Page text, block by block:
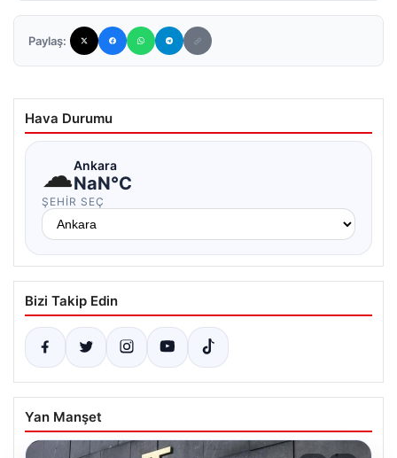
Paylaş:
Hava Durumu
☁Ankara
NaN°C
ŞEHIR SEÇ
Bizi Takip Edin
Yan Manşet